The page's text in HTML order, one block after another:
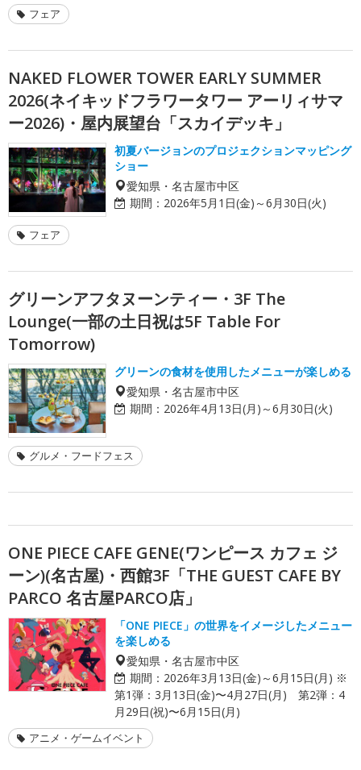
フェア
NAKED FLOWER TOWER EARLY SUMMER
2026(ネイキッドフラワータワー アーリィサマ
ー2026)・屋内展望台「スカイデッキ」
初夏バージョンのプロジェクションマッピング
ショー
愛知県・名古屋市中区
期間： 2026年5月1日(金)～6月30日(火)
フェア
グリーンアフタヌーンティー・3F The
Lounge(一部の土日祝は5F Table For
Tomorrow)
グリーンの食材を使用したメニューが楽しめる
愛知県・名古屋市中区
期間： 2026年4月13日(月)～6月30日(火)
グルメ・フードフェス
ONE PIECE CAFE GENE(ワンピース カフェ ジ
ーン)(名古屋)・西館3F「THE GUEST CAFE BY
PARCO 名古屋PARCO店」
「ONE PIECE」の世界をイメージしたメニュー
を楽しめる
愛知県・名古屋市中区
期間： 2026年3月13日(金)～6月15日(月) ※
第1弾：3月13日(金)〜4月27日(月) 第2弾：4
月29日(祝)〜6月15日(月)
アニメ・ゲームイベント